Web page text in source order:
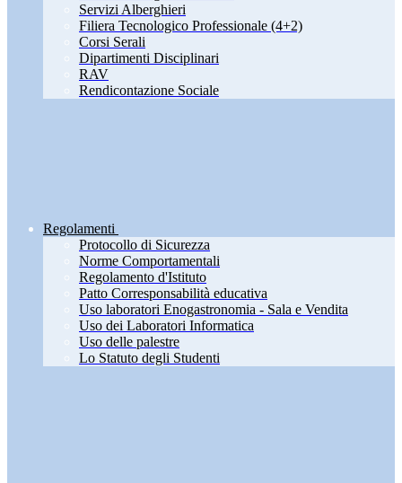
Servizi Alberghieri
Filiera Tecnologico Professionale (4+2)
Corsi Serali
Dipartimenti Disciplinari
RAV
Rendicontazione Sociale
Regolamenti
Protocollo di Sicurezza
Norme Comportamentali
Regolamento d'Istituto
Patto Corresponsabilità educativa
Uso laboratori Enogastronomia - Sala e Vendita
Uso dei Laboratori Informatica
Uso delle palestre
Lo Statuto degli Studenti